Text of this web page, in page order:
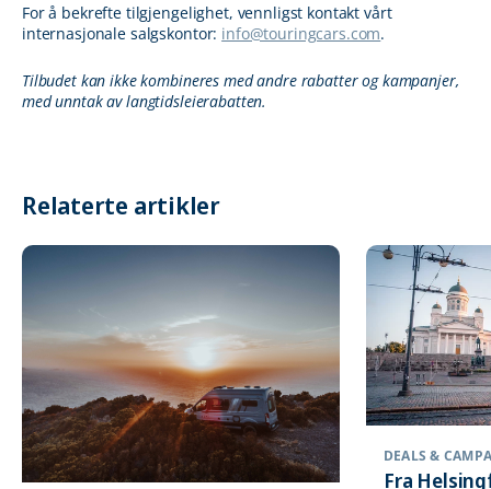
For å bekrefte tilgjengelighet, vennligst kontakt vårt
internasjonale salgskontor: info@touringcars.com.
Tilbudet kan ikke kombineres med andre rabatter og kampanjer,
med unntak av langtidsleierabatten.
Relaterte artikler
DEALS &
Fra